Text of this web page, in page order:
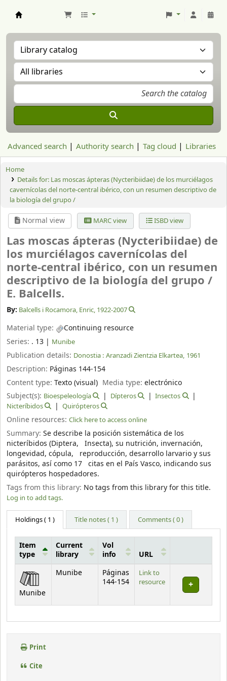
Advanced search Authority search Tag cloud Libraries
Home
Details for: Las moscas ápteras (Nycteribiidae) de los murciélagos
cavernícolas del norte-central ibérico, con un resumen descriptivo de
la biología del grupo /
Normal view MARC view ISBD view
Las moscas ápteras (Nycteribiidae) de
los murciélagos cavernícolas del
norte-central ibérico, con un resumen
descriptivo de la biología del grupo /
E. Balcells.
By: Balcells i Rocamora, Enric, 1922-2007
Material type:
Continuing resource
Series: . 13 | Munibe
Publication details: Donostia : Aranzadi Zientzia Elkartea, 1961
Description: Páginas 144-154
Content type: Texto (visual) Media type:electrónico
Subject(s): Bioespeleología Dípteros
Insectos
Nicteríbidos
Quirópteros
Online resources: Click here to access online
Summary: Se describe la posición sistemática de los
nicteríbidos (Diptera, Insecta), su nutrición, invernación,
longevidad, cópula, reproducción, desarrollo larvario y sus
parásitos, así como 17 citas en el País Vasco, indicando sus
quirópteros hospedadores.
Tags from this library: No tags from this library for this title.
Log in to add tags.
Holdings( 1 ) Title notes ( 1 ) Comments ( 0 )
Holdings
Item
type
Current
library
Vol
info
URL
Munibe
Munibe
Páginas
144-154
Link to
resource
Print
Cite